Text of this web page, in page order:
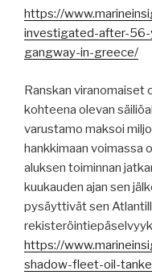
https://
investigated-after-56-
gangway-in-greece/
Ranskan
kohteena olevan
varustamo maksoi
hankkimaan voimassa
aluksen toiminnan
kuukauden ajan sen
pysäyttivät sen
https://
shadow-fleet-oil-